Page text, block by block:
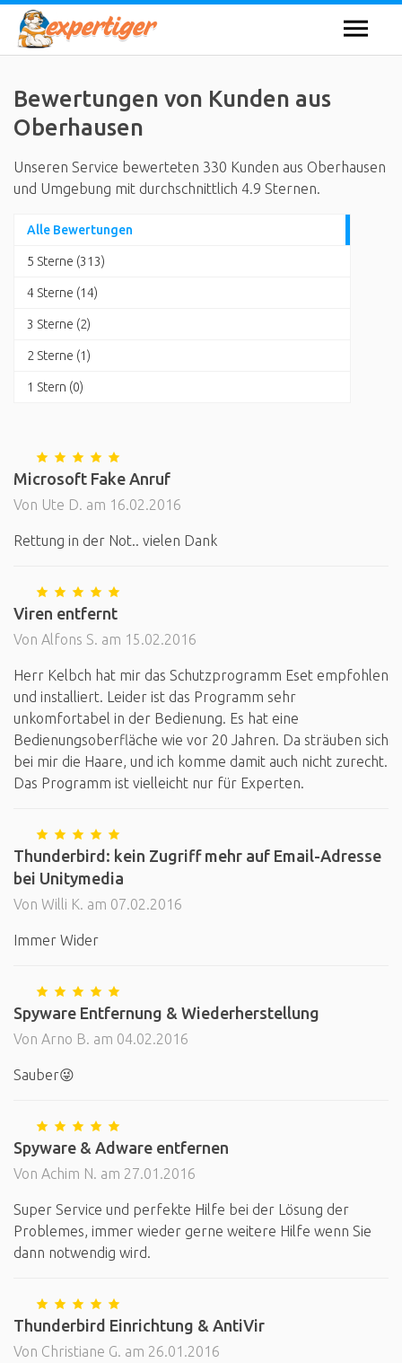
Bewertungen von Kunden aus
Oberhausen
Unseren Service bewerteten 330 Kunden aus Oberhausen
und Umgebung mit durchschnittlich 4.9 Sternen.
Alle Bewertungen
5 Sterne (313)
4 Sterne (14)
3 Sterne (2)
2 Sterne (1)
1 Stern (0)
Microsoft Fake Anruf
Von Ute D. am 16.02.2016
Rettung in der Not.. vielen Dank
Viren entfernt
Von Alfons S. am 15.02.2016
Herr Kelbch hat mir das Schutzprogramm Eset empfohlen
und installiert. Leider ist das Programm sehr
unkomfortabel in der Bedienung. Es hat eine
Bedienungsoberfläche wie vor 20 Jahren. Da sträuben sich
bei mir die Haare, und ich komme damit auch nicht zurecht.
Das Programm ist vielleicht nur für Experten.
Thunderbird: kein Zugriff mehr auf Email-Adresse
bei Unitymedia
Von Willi K. am 07.02.2016
Immer Wider
Spyware Entfernung & Wiederherstellung
Von Arno B. am 04.02.2016
Sauber😜
Spyware & Adware entfernen
Von Achim N. am 27.01.2016
Super Service und perfekte Hilfe bei der Lösung der
Problemes, immer wieder gerne weitere Hilfe wenn Sie
dann notwendig wird.
Thunderbird Einrichtung & AntiVir
Von Christiane G. am 26.01.2016